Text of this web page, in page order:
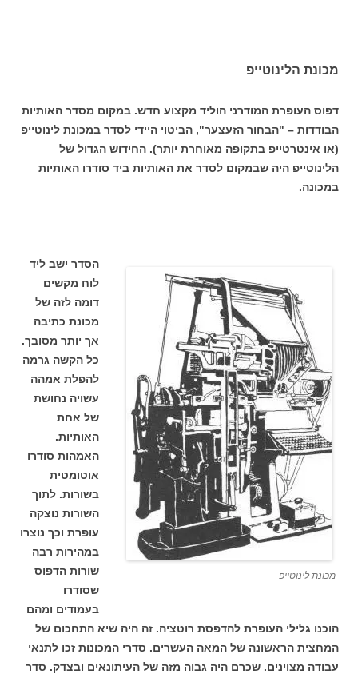
מכונת הלינוטייפ
דפוס העופרת המודרני הוליד מקצוע חדש. במקום מסדר האותיות
הבודדות – "הבחור הזעצער", הביטוי היידי לסדר במכונת לינוטייפ
(או אינטרטייפ בתקופה מאוחרת יותר). החידוש הגדול של
הלינוטייפ היה שבמקום לסדר את האותיות ביד סודרו האותיות
במכונה.
מכונת לינוטייפ
הסדר ישב ליד
לוח מקשים
דומה לזה של
מכונת כתיבה
אך יותר מסובך.
כל הקשה גרמה
להפלת אמהה
עשויה נחושת
של אחת
האותיות.
האמהות סודרו
אוטומטית
בשורות. לתוך
השורות נוצקה
עופרת וכך נוצרו
במהירות רבה
שורות הדפוס
שסודרו
בעמודים ומהם
הוכנו גלילי העופרת להדפסת רוטציה. זה היה שיא התחכום של
המחצית הראשונה של המאה העשרים. סדרי המכונות זכו לתנאי
עבודה מצוינים. שכרם היה גבוה מזה של העיתונאים ובצדק. סדר